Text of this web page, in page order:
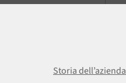
Storia dell’azienda